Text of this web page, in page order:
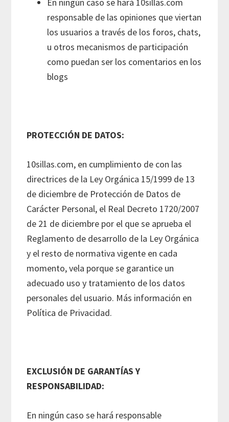
En ningún caso se hará 10sillas.com
responsable de las opiniones que viertan
los usuarios a través de los foros, chats,
u otros mecanismos de participación
como puedan ser los comentarios en los
blogs
PROTECCIÓN DE DATOS:
10sillas.com, en cumplimiento de con las
directrices de la Ley Orgánica 15/1999 de 13
de diciembre de Protección de Datos de
Carácter Personal, el Real Decreto 1720/2007
de 21 de diciembre por el que se aprueba el
Reglamento de desarrollo de la Ley Orgánica
y el resto de normativa vigente en cada
momento, vela porque se garantice un
adecuado uso y tratamiento de los datos
personales del usuario. Más información en
Política de Privacidad.
EXCLUSIÓN DE GARANTÍAS Y
RESPONSABILIDAD:
En ningún caso se hará responsable